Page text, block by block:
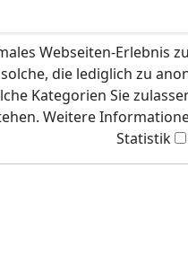
Webseiten-Erlebnis
die lediglich zu
Kategorien Sie
Weitere
Statistik